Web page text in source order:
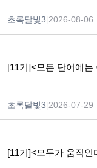
초록달빛3 2026-08-06
[11기]<모든 단어에는
초록달빛3 2026-07-29
[11기]<모두가 움직인